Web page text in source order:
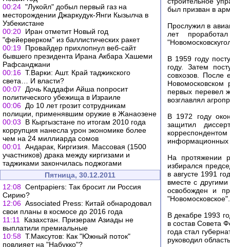
00:24 "Лукойл" добыл первый газ на
месторождении Джаркудук-Янги Кызылча в
Узбекистане
00:20 Иран отметит Новый год
"фейерверком" из баллистических ракет
00:19 Провайдер прихлопнул веб-сайт
бывшего президента Ирана Акбара Хашеми
Рафсанджани
00:16 Т.Варки: Ашт. Край таджикского
света… И власти?
00:07
Дочь Каддафи Айша попросит
политического убежища в Израиле
00:06 До 10 лет грозит сотрудникам
полиции, применявшим оружие в Жанаозене
00:03
В Кыргызстане по итогам 2010 года
коррупция нанесла урон экономике более
чем на 24 миллиарда сомов
00:01
Андарак, Киргизия. Массовая (1500
участников) драка между киргизами и
таджиками закончилась поджогами
Пятница, 30.12.2011
12:08 Centpapiers: Так бросит ли Россия
Сирию?
12:06 Associated Press: Китай обнародовал
свои планы в космосе до 2016 года
11:11
Казахстан. Призерам Азиады не
выплатили премиальные
10:58 Т.Максутов: Как "Южный поток"
повлияет на "Набукко"?
был призван в
Прослужил в
лет
В 1959 году
году. Затем
совхозов. После
первых перевел
возглавлял
В 1972 году
защитил
информационных
На протяжении
избирался
в августе 1991
вместе с
освобожден и
"Новомосковское".
В декабре 1993
в состав Совета
года стал
руководил